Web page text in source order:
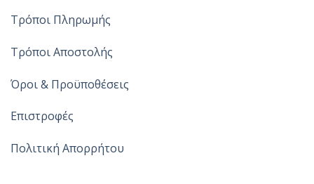
Τρόποι Πληρωμής
Τρόποι Αποστολής
Όροι & Προϋποθέσεις
Επιστροφές
Πολιτική Απορρήτου